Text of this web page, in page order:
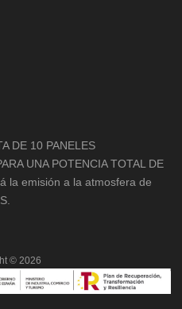
DE 10 PANELES
UNA POTENCIA TOTAL DE
la emisión a la atmosfera de
© 2026